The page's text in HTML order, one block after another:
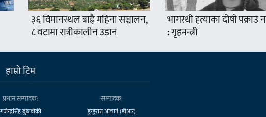
३६ विमानस्थल बाह्रै महिना सञ्चालन,
८ वटामा रात्रीकालीन उडान
भागरथी हत्याका दोषी
: गृहमन्त्री
हाम्राे टिम
प्रधान सम्पादक:
गजेन्द्रसिंह बुढाथोकी
सम्पादक:
डुन्डुराज आचार्य (डीआर)